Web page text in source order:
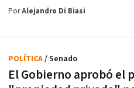
PorAlejandro Di Biasi
El Gobierno aprobó el
POLÍTICA/ Senado